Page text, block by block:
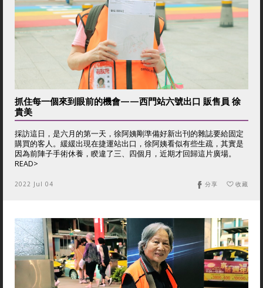
抓住每一個來到眼前的機會——西門站六號出口 販售員 徐
貴美
採訪這日，是六月的第一天，徐阿姨剛準備好新出刊的雜誌要給固定
購買的客人。緩緩出現在捷運站出口，徐阿姨看似有些生疏，其實是
因為前陣子手術休養，睽違了三、四個月，近期才回歸這片廣場。
READ>
2022 Jul 04 收藏
分享